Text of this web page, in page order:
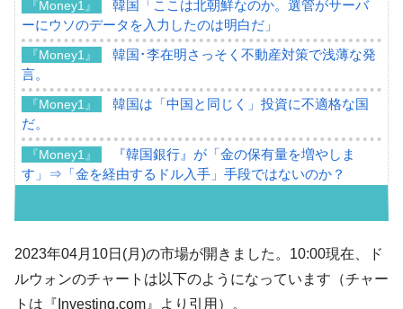
『Money1』
韓国「ここは北朝鮮なのか。選管がサーバ
ーにウソのデータを入力したのは明白だ」
『Money1』
韓国･李在明さっそく不動産対策で浅薄な発
言。
『Money1』
韓国は「中国と同じく」投資に不適格な国
だ。
『Money1』
『韓国銀行』が「金の保有量を増やしま
す」⇒「金を経由するドル入手」手段ではないのか？
ル」まで拡大 ⇒ 海外資金の動きに強く左右される状態
『Money1』
韓国･帰ってきた李在明。李在明を支持しな
い「50.5％」に上昇
『Money1』
韓国大統領府ボンクラ政策室長が告発され
2023年04月10日(月)の市場が開きました。10:00現在、ド
ルウォンのチャートは以下のようになっています（チャー
トは『Investing.com』より引用）。